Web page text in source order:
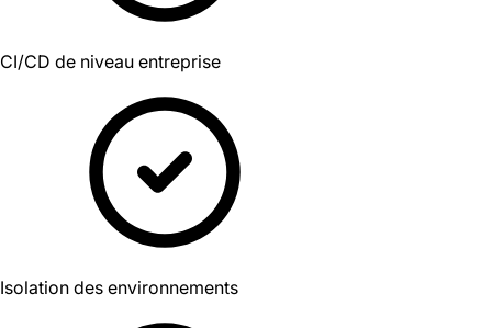
CI/CD de niveau entreprise
Isolation des environnements